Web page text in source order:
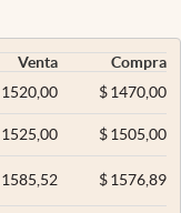
Venta
Compra
1520,00 $1470,00
1525,00 $1505,00
1585,52 $1576,89